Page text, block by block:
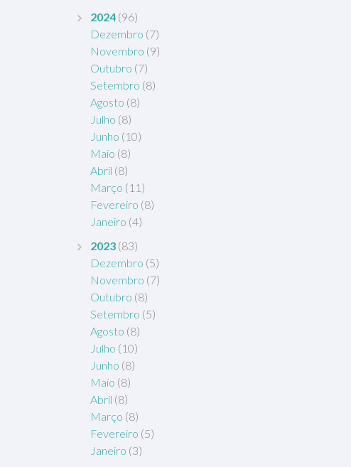
2024 (96)
Dezembro (7)
Novembro (9)
Outubro (7)
Setembro (8)
Agosto (8)
Julho (8)
Junho (10)
Maio (8)
Abril (8)
Março (11)
Fevereiro (8)
Janeiro (4)
2023 (83)
Dezembro (5)
Novembro (7)
Outubro (8)
Setembro (5)
Agosto (8)
Julho (10)
Junho (8)
Maio (8)
Abril (8)
Março (8)
Fevereiro (5)
Janeiro (3)